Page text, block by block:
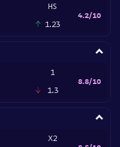
HS
1.23
4.2/10
1
1.3
8.8/10
X2